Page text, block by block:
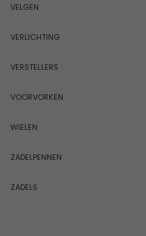
VELGEN
VERLICHTING
VERSTELLERS
VOORVORKEN
WIELEN
ZADELPENNEN
ZADELS